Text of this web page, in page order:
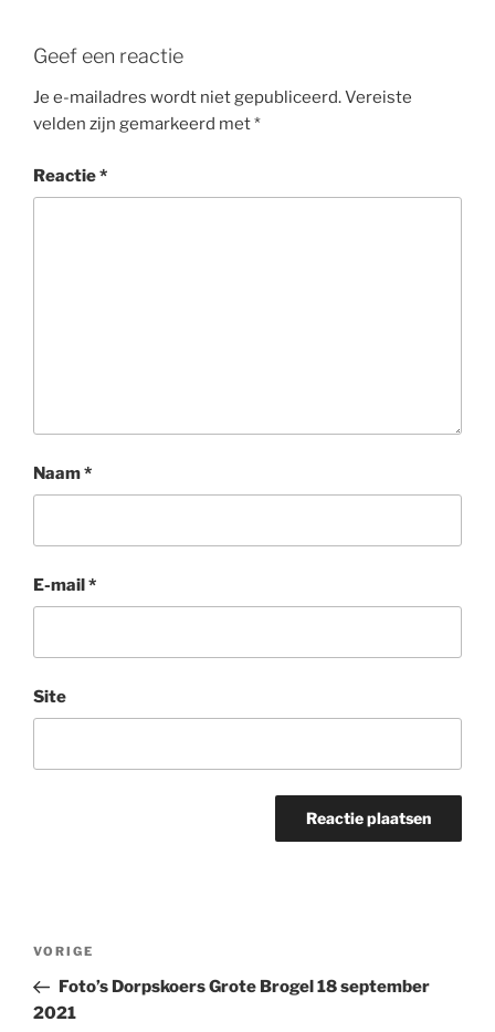
Geef een reactie
Je e-mailadres wordt niet gepubliceerd.Vereiste
velden zijn gemarkeerd met*
Reactie*
Naam*
E-mail*
Site
Bericht
Vorig
bericht
VORIGE
Foto’s Dorpskoers Grote Brogel 18 september
2021